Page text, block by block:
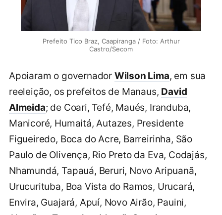
Prefeito Tico Braz, Caapiranga / Foto: Arthur
Castro/Secom
Apoiaram o governador Wilson Lima, em sua
reeleição, os prefeitos de Manaus, David
Almeida; de Coari, Tefé, Maués, Iranduba,
Manicoré, Humaitá, Autazes, Presidente
Figueiredo, Boca do Acre, Barreirinha, São
Paulo de Olivença, Rio Preto da Eva, Codajás,
Nhamundá, Tapauá, Beruri, Novo Aripuanã,
Urucurituba, Boa Vista do Ramos, Urucará,
Envira, Guajará, Apuí, Novo Airão, Pauini,